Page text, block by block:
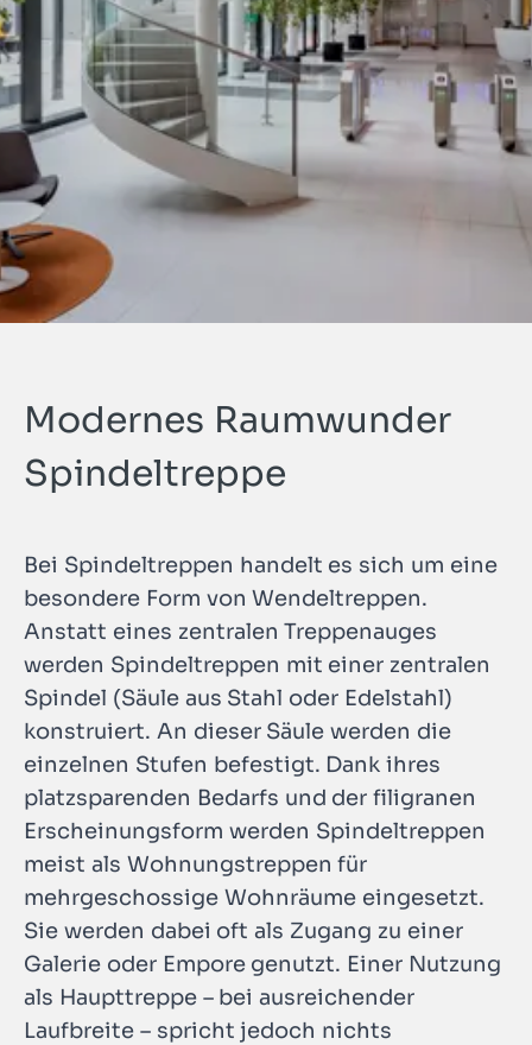
Modernes Raumwunder
Spindeltreppe
Bei Spindeltreppen handelt es sich um eine
besondere Form von Wendeltreppen.
Anstatt eines zentralen Treppenauges
werden Spindeltreppen mit einer zentralen
Spindel (Säule aus Stahl oder Edelstahl)
konstruiert. An dieser Säule werden die
einzelnen Stufen befestigt. Dank ihres
platzsparenden Bedarfs und der filigranen
Erscheinungsform werden Spindeltreppen
meist als Wohnungstreppen für
mehrgeschossige Wohnräume eingesetzt.
Sie werden dabei oft als Zugang zu einer
Galerie oder Empore genutzt. Einer Nutzung
als Haupttreppe – bei ausreichender
Laufbreite – spricht jedoch nichts